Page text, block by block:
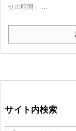
せの時間」 ...
サイト内検索